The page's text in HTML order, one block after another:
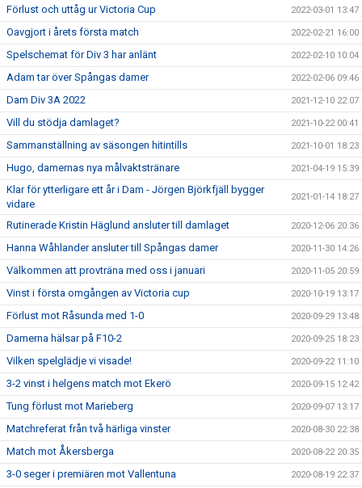
Förlust och uttåg ur Victoria Cup 2022-03-01 13:47
Oavgjort i årets första match 2022-02-21 16:00
Spelschemat för Div 3 har anlänt 2022-02-10 10:04
Adam tar över Spångas damer 2022-02-06 09:46
Dam Div 3A 2022 2021-12-10 22:07
Vill du stödja damlaget? 2021-10-22 00:41
Sammanställning av säsongen hitintills 2021-10-01 18:23
Hugo, damernas nya målvaktstränare 2021-04-19 15:39
Klar för ytterligare ett år i Dam - Jörgen Björkfjäll bygger
vidare
2021-01-14 18:27
Rutinerade Kristin Häglund ansluter till damlaget 2020-12-06 20:36
Hanna Wåhlander ansluter till Spångas damer 2020-11-30 14:26
Välkommen att provträna med oss i januari 2020-11-05 20:59
Vinst i första omgången av Victoria cup 2020-10-19 13:17
Förlust mot Råsunda med 1-0 2020-09-29 13:48
Damerna hälsar på F10-2 2020-09-25 18:23
Vilken spelglädje vi visade! 2020-09-22 11:10
3-2 vinst i helgens match mot Ekerö 2020-09-15 12:42
Tung förlust mot Marieberg 2020-09-07 13:17
Matchreferat från två härliga vinster 2020-08-30 22:38
Match mot Åkersberga 2020-08-22 20:35
3-0 seger i premiären mot Vallentuna 2020-08-19 22:37